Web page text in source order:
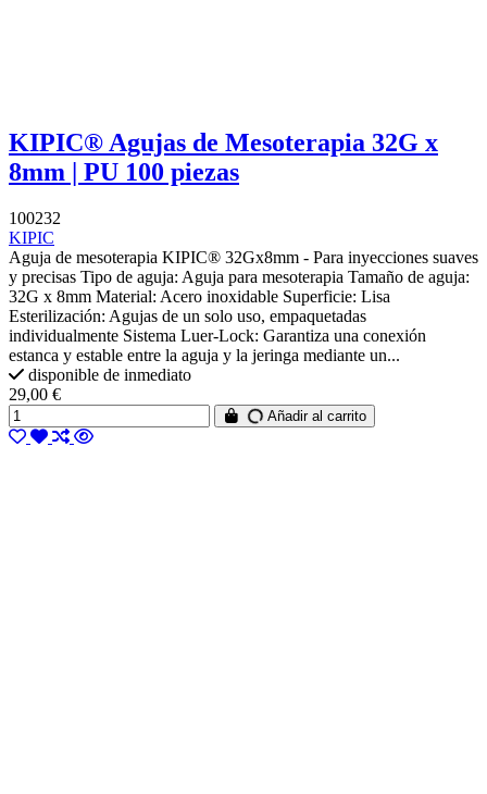
KIPIC® Agujas de Mesoterapia 32G x
8mm | PU 100 piezas
100232
KIPIC
Aguja de mesoterapia KIPIC® 32Gx8mm - Para inyecciones suaves
y precisas Tipo de aguja: Aguja para mesoterapia Tamaño de aguja:
32G x 8mm Material: Acero inoxidable Superficie: Lisa
Esterilización: Agujas de un solo uso, empaquetadas
individualmente Sistema Luer-Lock: Garantiza una conexión
estanca y estable entre la aguja y la jeringa mediante un...
disponible de inmediato
29,00 €
Añadir al carrito